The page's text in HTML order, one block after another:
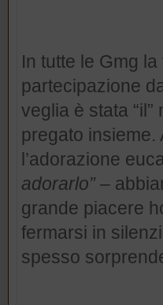
In tutte le Gmg
partecipazione
veglia è stata
pregato
l’adorazione
adorarlo” –
grande piacere
fermarsi in
spesso